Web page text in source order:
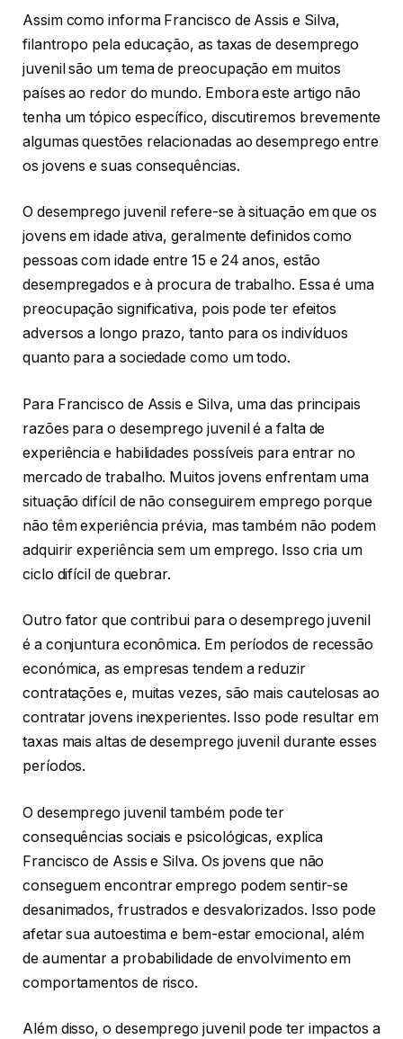
Assim como informa Francisco de Assis e Silva,
filantropo pela educação, as taxas de desemprego
juvenil são um tema de preocupação em muitos
países ao redor do mundo. Embora este artigo não
tenha um tópico específico, discutiremos brevemente
algumas questões relacionadas ao desemprego entre
os jovens e suas consequências.
O desemprego juvenil refere-se à situação em que os
jovens em idade ativa, geralmente definidos como
pessoas com idade entre 15 e 24 anos, estão
desempregados e à procura de trabalho. Essa é uma
preocupação significativa, pois pode ter efeitos
adversos a longo prazo, tanto para os indivíduos
quanto para a sociedade como um todo.
Para Francisco de Assis e Silva, uma das principais
razões para o desemprego juvenil é a falta de
experiência e habilidades possíveis para entrar no
mercado de trabalho. Muitos jovens enfrentam uma
situação difícil de não conseguirem emprego porque
não têm experiência prévia, mas também não podem
adquirir experiência sem um emprego. Isso cria um
ciclo difícil de quebrar.
Outro fator que contribui para o desemprego juvenil
é a conjuntura econômica. Em períodos de recessão
económica, as empresas tendem a reduzir
contratações e, muitas vezes, são mais cautelosas ao
contratar jovens inexperientes. Isso pode resultar em
taxas mais altas de desemprego juvenil durante esses
períodos.
O desemprego juvenil também pode ter
consequências sociais e psicológicas, explica
Francisco de Assis e Silva. Os jovens que não
conseguem encontrar emprego podem sentir-se
desanimados, frustrados e desvalorizados. Isso pode
afetar sua autoestima e bem-estar emocional, além
de aumentar a probabilidade de envolvimento em
comportamentos de risco.
Além disso, o desemprego juvenil pode ter impactos a